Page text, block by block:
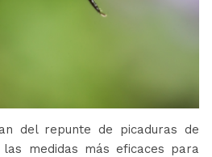
del repunte de picaduras de
medidas más eficaces para